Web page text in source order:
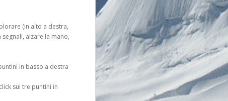
(in alto a destra,
alzare la mano,
in basso a destra
sui tre puntini in